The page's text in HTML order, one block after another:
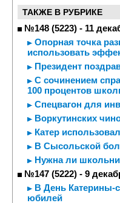
ТАКЖЕ В РУБРИКЕ
№148 (5223) - 11
Опорная точка
использовать
Президент
С сочинением
100 процентов
Спецвагон для
Воркутинских
Катер
В Сысольской
Нужна ли
№147 (5222) - 9
В День Катерины-
юбилей